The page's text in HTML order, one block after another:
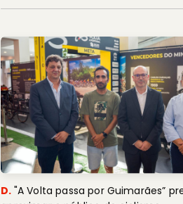
D. "A Volta passa por Guimarães”